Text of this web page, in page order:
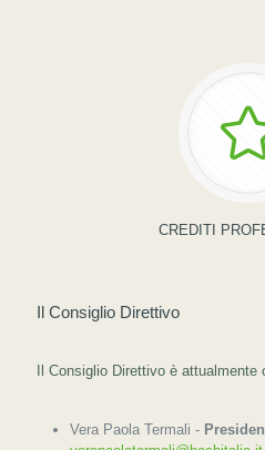
CREDITI
Il Consiglio Direttivo
Il Consiglio Direttivo è attualmente
Vera Paola Termali -